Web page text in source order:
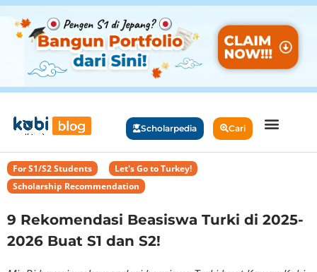
Scholarpedia Cari
For S1/S2 Students Let's Go to Turkey!
Scholarship Recommendation
9 Rekomendasi Beasiswa Turki di 2025-
2026 Buat S1 dan S2!